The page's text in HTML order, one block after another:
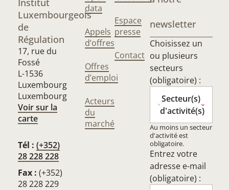
Institut
Luxembourgeois
de
Régulation
17, rue du
Fossé
L-1536
Luxembourg
Luxembourg
Voir sur la
carte
Tél : (+352)
28 228 228
Fax : (+352)
28 228 229
data
Appels
d’offres
Offres
d’emploi
Acteurs
du
marché
Espace
presse
Contact
newsletter
Choisissez un
ou plusieurs
secteurs
(obligatoire) :
Secteur(s)
d'activité(s)
Au moins un secteur
d'activité est
obligatoire.
Entrez votre
adresse e-mail
(obligatoire) :